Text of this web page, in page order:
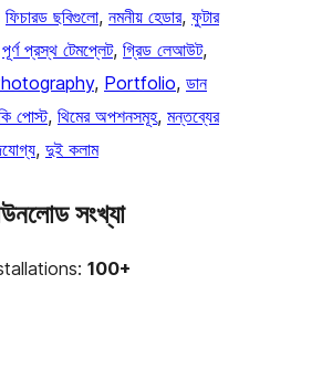
ফিচারড ছবিগুলো, নমনীয় হেডার, ফুটার
পূর্ণ প্রস্থ টেমপ্লেট, গ্রিড লেআউট
, Portfolio, ডান
পোস্ট, থিমের অপশনসমূহ, মন্তব্যের
, দুই কলাম
সংখ্যা
100+